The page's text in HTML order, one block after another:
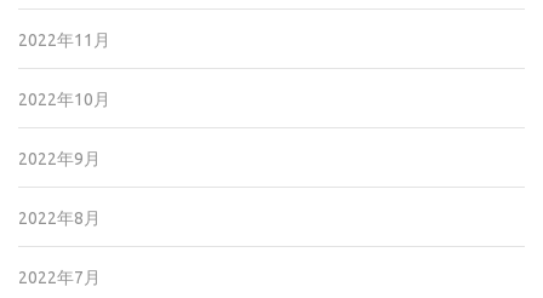
2022年11月
2022年10月
2022年9月
2022年8月
2022年7月